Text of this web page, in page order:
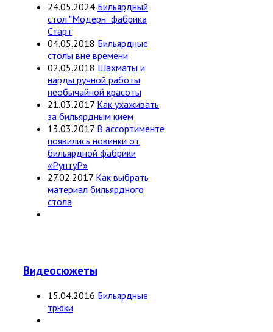
24.05.2024 Бильярдный
стол "Модерн" фабрика
Старт
04.05.2018 Бильярдные
столы вне времени
02.05.2018 Шахматы и
нарды ручной работы
необычайной красоты
21.03.2017 Как ухаживать
за бильярдным кием
13.03.2017 В ассортименте
появились новинки от
бильярдной фабрики
«РуптуР»
27.02.2017 Как выбрать
материал бильярдного
стола
Видеосюжеты
15.04.2016 Бильярдные
трюки